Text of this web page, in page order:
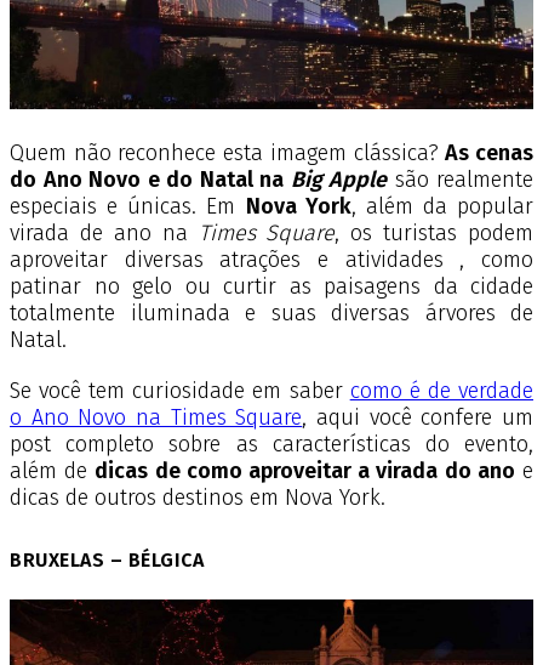
Quem não reconhece esta imagem clássica?As cenas
do Ano Novo e do Natal na Big Applesão realmente
especiais e únicas. Em Nova York, além da popular
virada de ano na Times Square, os turistas podem
aproveitar diversas atrações e atividades , como
patinar no gelo ou curtir as paisagens da cidade
totalmente iluminada e suas diversas árvores de
Natal.
Se você tem curiosidade em saber como é de verdade
o Ano Novo na Times Square, aqui você confere um
post completo sobre as características do evento,
além de dicas de como aproveitar a virada do ano e
dicas de outros destinos em Nova York.
BRUXELAS – BÉLGICA